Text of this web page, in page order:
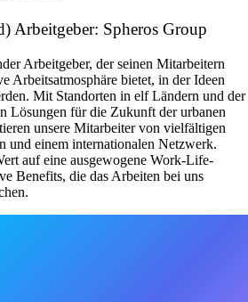
Arbeitgeber: Spheros Group
Arbeitgeber, der seinen Mitarbeitern
Arbeitsatmosphäre bietet, in der Ideen
Mit Standorten in elf Ländern und der
Lösungen für die Zukunft der urbanen
unsere Mitarbeiter von vielfältigen
und einem internationalen Netzwerk.
auf eine ausgewogene Work-Life-
Benefits, die das Arbeiten bei uns